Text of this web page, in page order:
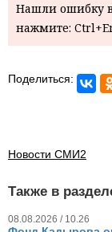
Нашли ошибку
нажмите:
Поделиться:
Новости СМИ2
Также в
08.08.2026 / 10.26